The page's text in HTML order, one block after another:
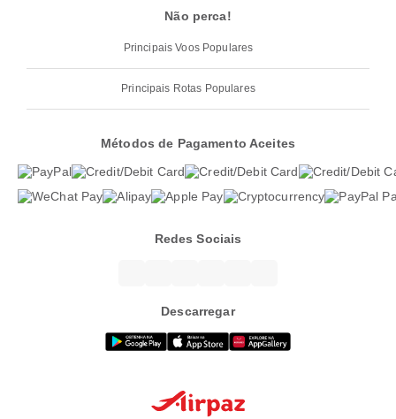
Não perca!
Principais Voos Populares
Principais Rotas Populares
Métodos de Pagamento Aceites
Redes Sociais
Descarregar